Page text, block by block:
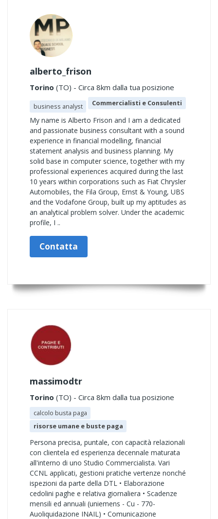
alberto_frison
Torino (TO) - Circa 8km dalla tua posizione
business analyst Commercialisti e Consulenti
My name is Alberto Frison and I am a dedicated
and passionate business consultant with a sound
experience in financial modelling, financial
statement analysis and business planning. My
solid base in computer science, together with my
professional experiences acquired during the last
10 years within corporations such as Fiat Chrysler
Automobiles, the Fila Group, Ernst & Young, UBS
and the Vodafone Group, built up my aptitudes as
an analytical problem solver. Under the academic
profile, I ..
Contatta
massimodtr
Torino (TO) - Circa 8km dalla tua posizione
calcolo busta paga
risorse umane e buste paga
Persona precisa, puntale, con capacità relazionali
con clientela ed esperienza decennale maturata
all'interno di uno Studio Commercialista. Vari
CCNL applicati, gestioni pratiche vertenze nonché
ispezioni da parte della DTL • Elaborazione
cedolini paghe e relativa giornaliera • Scadenze
mensili ed annuali (uniemens - Cu - 770-
Auoliquidazione INAIL) • Comunicazione